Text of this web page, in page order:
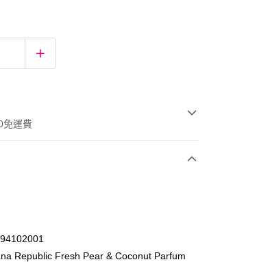
免運費
Republic Fresh Pear & Coconut Parfum